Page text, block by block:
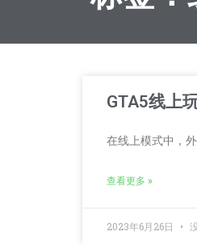
GTA5线上
在线上模式中，
查看更多 »
2023年6月26日